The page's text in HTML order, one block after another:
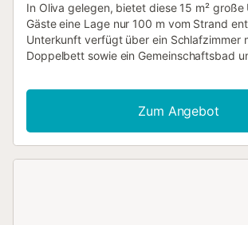
In Oliva gelegen, bietet diese 15 m²
Gäste eine Lage nur 100 m vom Strand
Unterkunft verfügt über ein Schlafzimmer
Doppelbett sowie ein Gemeinschaftsbad
Innenbereich finden Sie einen Ventilator,
einen Kühlschrank und einen
gesamten Bereich der Unterkunft
Ausstattung umfasst ein Doppelbett
Zum Angebot